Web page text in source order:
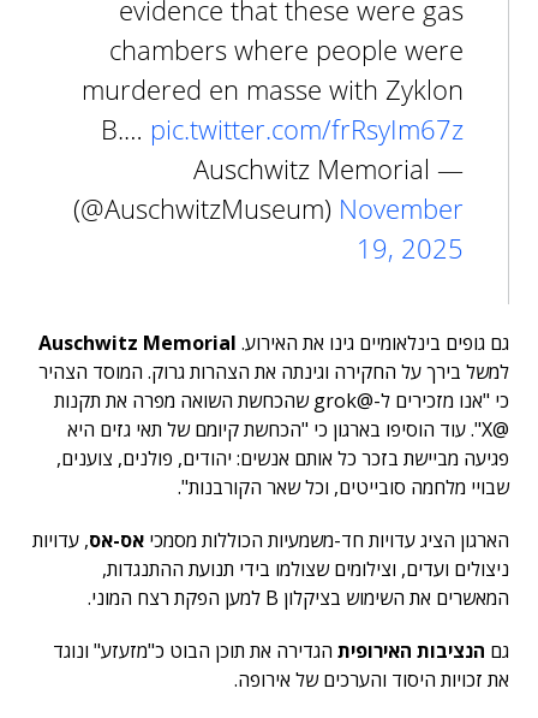
evidence that these were gas
chambers where people were
murdered en masse with Zyklon
B.… pic.twitter.com/frRsyIm67z
— Auschwitz Memorial
(@AuschwitzMuseum) November
19, 2025
גם גופים בינלאומיים גינו את האירוע. Auschwitz Memorial
למשל בירך על החקירה וגינתה את הצהרות גרוק. המוסד הצהיר
כי "אנו מזכירים ל-@grok שהכחשת השואה מפרה את תקנות
@X". עוד הוסיפו בארגון כי "הכחשת קיומם של תאי גזים היא
פגיעה מביישת בזכר כל אותם אנשים: יהודים, פולנים, צוענים,
שבויי מלחמה סובייטים, וכל שאר הקורבנות".
הארגון הציג עדויות חד-משמעיות הכוללות מסמכי אס-אס, עדויות
ניצולים ועדים, וצילומים שצולמו בידי תנועת ההתנגדות,
המאשרים את השימוש בציקלון B למען הפקת רצח המוני.
גם הנציבות האירופית הגדירה את תוכן הבוט כ"מזעזע" ונוגד
את זכויות היסוד והערכים של אירופה.